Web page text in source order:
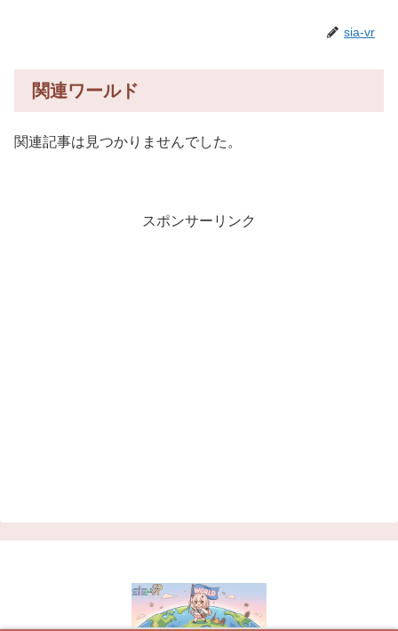
sia-vr
関連ワールド
関連記事は見つかりませんでした。
スポンサーリンク